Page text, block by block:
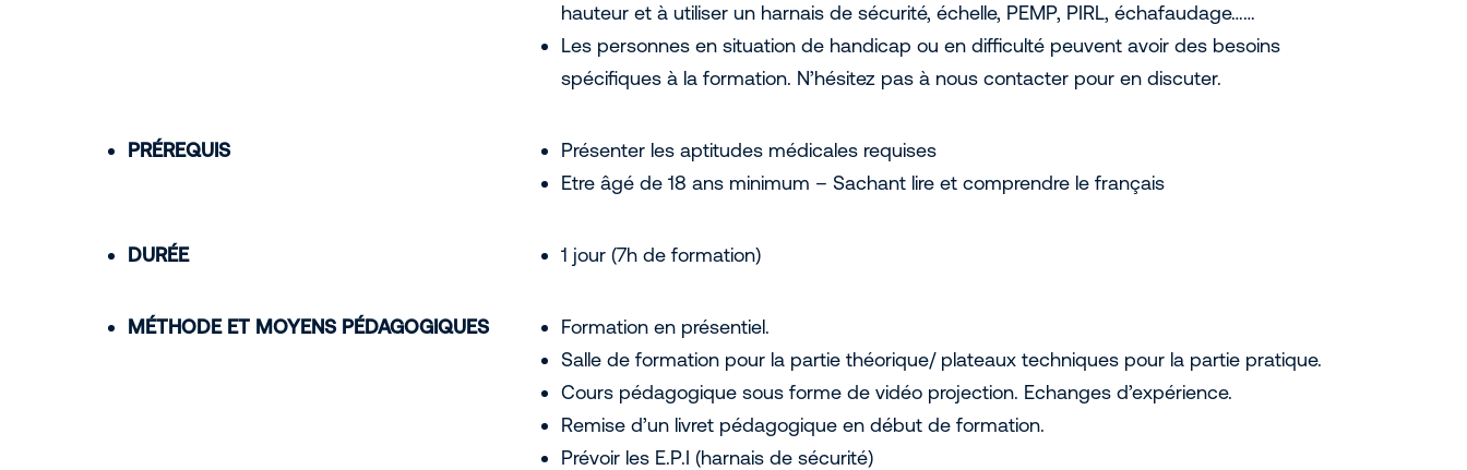
hauteur et à utiliser un harnais de sécurité, échelle, PEMP, PIRL, échafaudage……
Les personnes en situation de handicap ou en difficulté peuvent avoir des besoins
spécifiques à la formation. N’hésitez pas à nous contacter pour en discuter.
PRÉREQUIS
Présenter les aptitudes médicales requises
Etre âgé de 18 ans minimum – Sachant lire et comprendre le français
DURÉE 1 jour (7h de formation)
MÉTHODE ET MOYENS PÉDAGOGIQUES
Formation en présentiel.
Salle de formation pour la partie théorique/ plateaux techniques pour la partie pratique.
Cours pédagogique sous forme de vidéo projection. Echanges d’expérience.
Remise d’un livret pédagogique en début de formation.
Prévoir les E.P.I (harnais de sécurité)